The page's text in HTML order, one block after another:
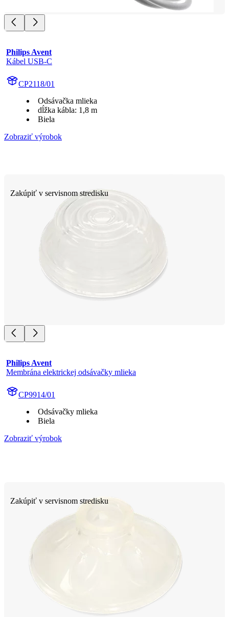
Philips Avent
Kábel USB-C
CP2118/01
Odsávačka mlieka
dĺžka kábla: 1,8 m
Biela
Zobraziť výrobok
Zakúpiť v servisnom stredisku
Philips Avent
Membrána elektrickej odsávačky mlieka
CP9914/01
Odsávačky mlieka
Biela
Zobraziť výrobok
Zakúpiť v servisnom stredisku